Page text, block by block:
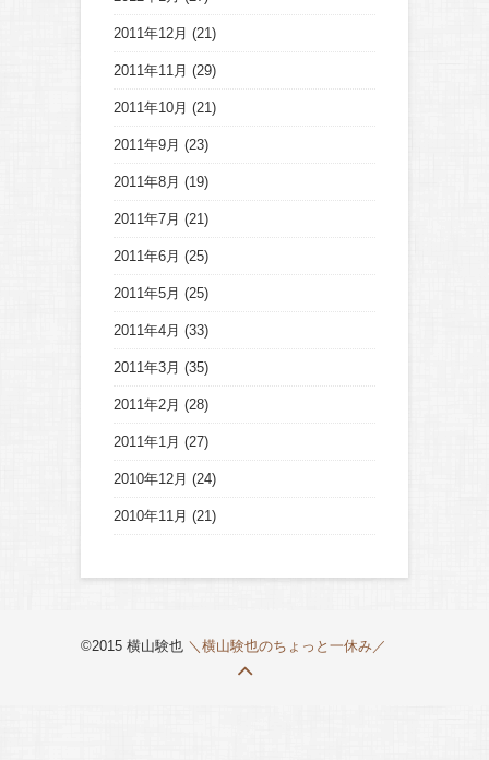
2011年12月 (21)
2011年11月 (29)
2011年10月 (21)
2011年9月 (23)
2011年8月 (19)
2011年7月 (21)
2011年6月 (25)
2011年5月 (25)
2011年4月 (33)
2011年3月 (35)
2011年2月 (28)
2011年1月 (27)
2010年12月 (24)
2010年11月 (21)
©2015 横山験也 ＼横山験也のちょっと一休み／